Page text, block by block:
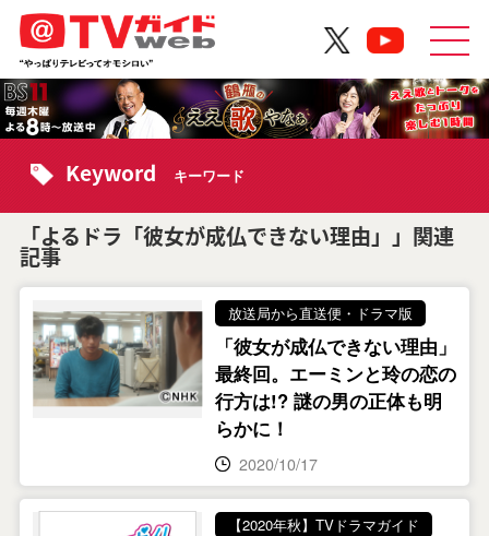
Keyword キーワード
「よるドラ「彼女が成仏できない理由」」関連
記事
放送局から直送便・ドラマ版
「彼女が成仏できない理由」
最終回。エーミンと玲の恋の
行方は!? 謎の男の正体も明
らかに！
2020/10/17
【2020年秋】TVドラマガイド